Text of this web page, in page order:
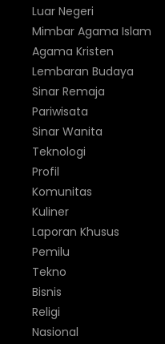
Luar Negeri
Mimbar Agama Islam
Agama Kristen
Lembaran Budaya
Sinar Remaja
Pariwisata
Sinar Wanita
Teknologi
Profil
Komunitas
Kuliner
Laporan Khusus
Pemilu
Tekno
Bisnis
Religi
Nasional